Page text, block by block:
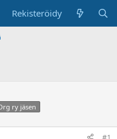
Rekisteröidy
ry jäsen